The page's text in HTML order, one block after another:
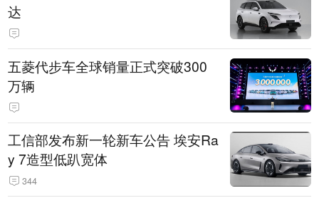
达
五菱代步车全球销量正式突破300
万辆
工信部发布新一轮新车公告 埃安Ra
y 7造型低趴宽体
344